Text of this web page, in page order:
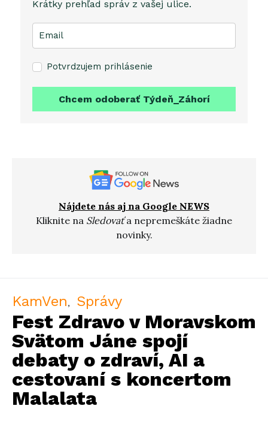
Krátky prehľad správ z vašej ulice.
Potvrdzujem prihlásenie
Chcem odoberať Týdeň_Záhorí
Nájdete nás aj na Google NEWS
Kliknite na Sledovaťa nepremeškáte žiadne
novinky.
KamVen Správy
Fest Zdravo v Moravskom
Svätom Jáne spojí
debaty o zdraví, AI a
cestovaní s koncertom
Malalata